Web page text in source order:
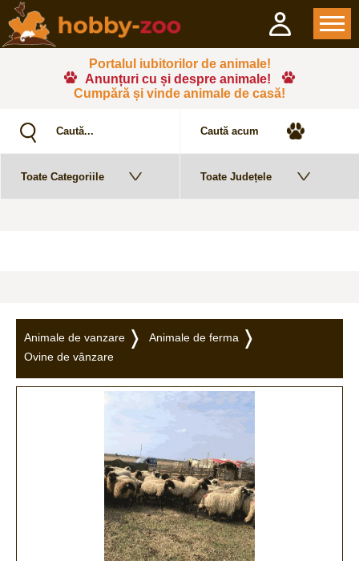
Portalul iubitorilor de animale!
Anunțuri cu și despre animale!
Cumpără și vinde animale de casă!
Animale de vanzare
Animale de ferma
Ovine de vânzare